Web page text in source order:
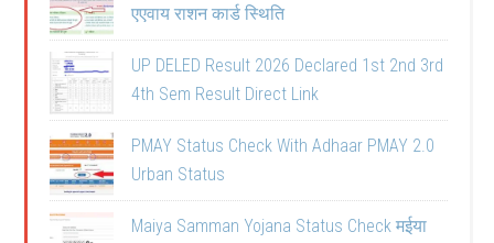
एएवाय राशन कार्ड स्थिति
UP DELED Result 2026 Declared 1st 2nd 3rd
4th Sem Result Direct Link
PMAY Status Check With Adhaar PMAY 2.0
Urban Status
Maiya Samman Yojana Status Check मईया